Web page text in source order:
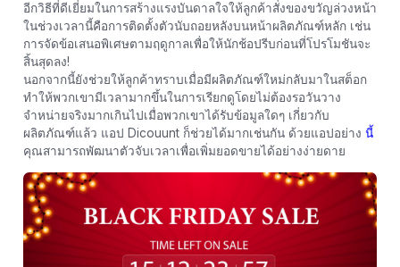
อีกวิธีที่ดีเยี่ยมในการสร้างแรงบันดาลใจให้ลูกค้าสั่งของขวัญล่วงหน้า
ในช่วงเวลานี้คือการติดตั้งตัวนับถอยหลังบนหน้าผลิตภัณฑ์หลัก เช่น
การจัดข้อเสนอพิเศษตามฤดูกาลเพื่อให้นักช้อปรีบก่อนที่โปรโมชันจะ
สิ้นสุดลง!
นอกจากนี้ยังช่วยให้ลูกค้าทราบเมื่อมีผลิตภัณฑ์ใหม่กลับมาในสต็อก
ทำให้พวกเขามีเวลามากขึ้นในการเรียกดูโดยไม่ต้องรอวันวาง
จำหน่ายจริงมากเกินไปเมื่อพวกเขาได้รับข้อมูลใดๆ เกี่ยวกับ
ผลิตภัณฑ์แล้ว แอป Dicouunt ก็ช่วยได้มากเช่นกัน ด้วยแอปอย่าง นี้
คุณสามารถพัฒนาตัวจับเวลาเพื่อเพิ่มยอดขายได้อย่างง่ายดาย